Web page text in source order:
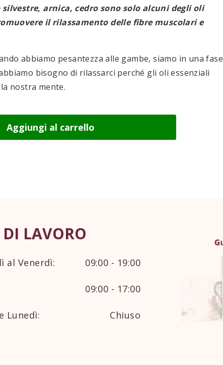
arnica, cedro sono solo alcuni degli oli
il rilassamento delle fibre muscolari e
abbiamo pesantezza alle gambe, siamo in una fase
bisogno di rilassarci perché gli oli essenziali
nostra mente.
Aggiungi al carrello
LAVORO
al Venerdì: 09:00 - 19:00
09:00 - 17:00
Lunedì: Chiuso